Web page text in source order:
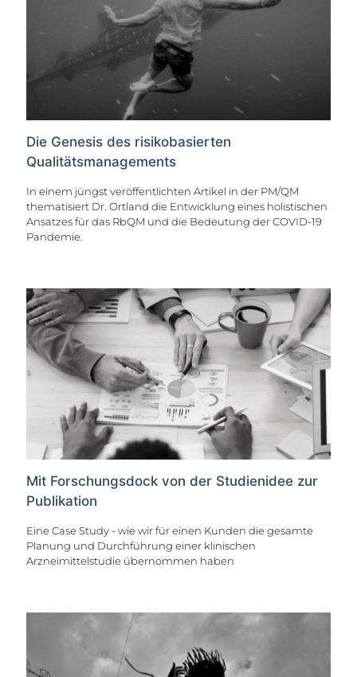
Die Genesis des risikobasierten
Qualitätsmanagements
In einem jüngst veröffentlichten Artikel in der PM/QM
thematisiert Dr. Ortland die Entwicklung eines holistischen
Ansatzes für das RbQM und die Bedeutung der COVID-19
Pandemie.
Mit Forschungsdock von der Studienidee zur
Publikation
Eine Case Study - wie wir für einen Kunden die gesamte
Planung und Durchführung einer klinischen
Arzneimittelstudie übernommen haben